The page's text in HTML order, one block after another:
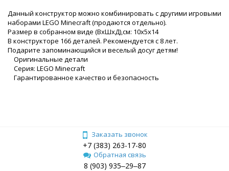
Данный конструктор можно комбинировать с другими игровыми
наборами LEGO Minecraft (продаются отдельно).
Размер в собранном виде (ВхШхД),см: 10х5х14
В конструкторе 166 деталей. Рекомендуется с 8 лет.
Подарите запоминающийся и веселый досуг детям!
Оригинальные детали
Серия: LEGO Minecraft
Гарантированное качество и безопасность
Заказать звонок
+7 (383) 263-17-80
Обратная связь
8 (903) 935‒29‒87